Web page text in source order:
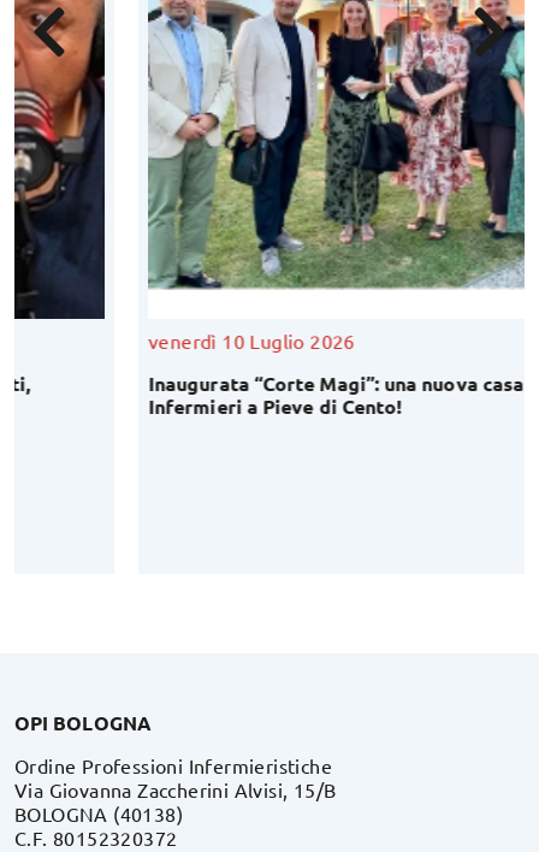
venerdì 10 Luglio 2026
Inaugurata “Corte Magi”: una nuova casa per i futuri
Infermieri a Pieve di Cento!
OPI BOLOGNA
Ordine Professioni Infermieristiche
Via Giovanna Zaccherini Alvisi, 15/B
BOLOGNA (40138)
C.F. 80152320372